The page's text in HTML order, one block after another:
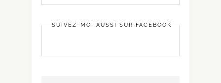
SUIVEZ-MOI AUSSI SUR FACEBOOK